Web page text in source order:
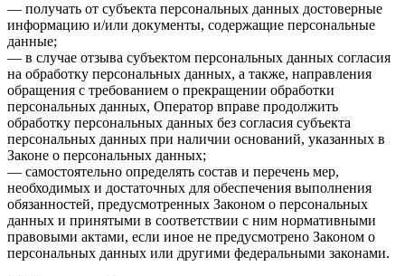
— получать от субъекта персональных данных достоверные
информацию и/или документы, содержащие персональные
данные;
— в случае отзыва субъектом персональных данных согласия
на обработку персональных данных, а также, направления
обращения с требованием о прекращении обработки
персональных данных, Оператор вправе продолжить
обработку персональных данных без согласия субъекта
персональных данных при наличии оснований, указанных в
Законе о персональных данных;
— самостоятельно определять состав и перечень мер,
необходимых и достаточных для обеспечения выполнения
обязанностей, предусмотренных Законом о персональных
данных и принятыми в соответствии с ним нормативными
правовыми актами, если иное не предусмотрено Законом о
персональных данных или другими федеральными законами.